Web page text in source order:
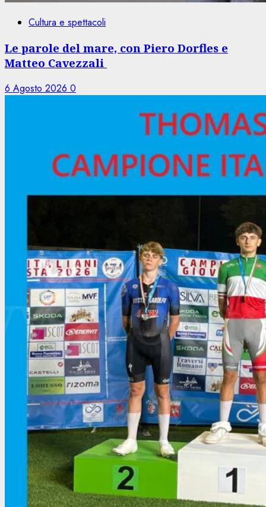
Cultura e spettacoli
Le parole del mare, con Piero Dorfles e
Matteo Cavezzali
6 Agosto 2026 0